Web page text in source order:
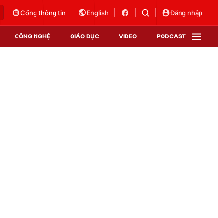
Cổng thông tin English Đăng nhập
CÔNG NGHỆ GIÁO DỤC VIDEO PODCAST